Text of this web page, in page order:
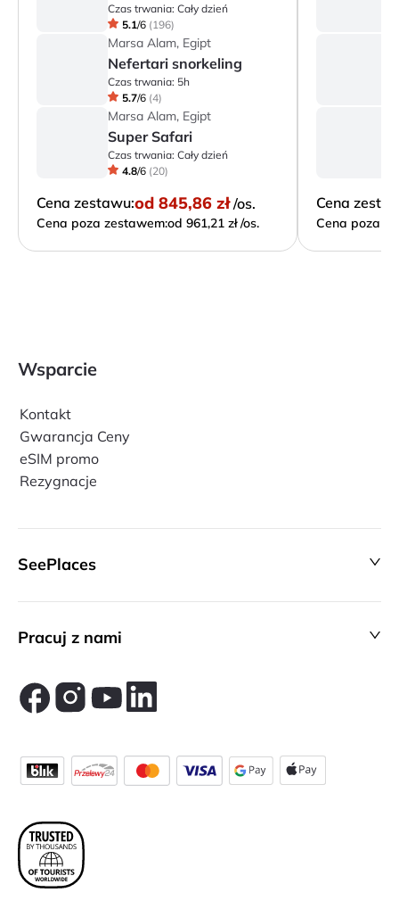
Czas trwania: Cały dzień
5.1/6 (196)
Marsa Alam, Egipt
Nefertari snorkeling
Czas trwania: 5h
5.7/6 (4)
Marsa Alam, Egipt
Super Safari
Czas trwania: Cały dzień
4.8/6 (20)
Cena zestawu:od 845,86 zł /os.
Cena poza zestawem:od 961,21 zł /os.
Cena
Cena poza
Wsparcie
Kontakt
Gwarancja Ceny
eSIM promo
Rezygnacje
SeePlaces
Pracuj z nami